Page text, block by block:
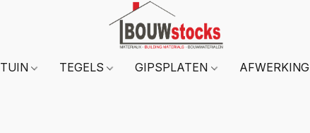
TUIN TEGELS GIPSPLATEN AFWERKING